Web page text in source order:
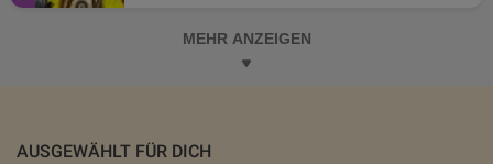
MEHR ANZEIGEN
AUSGEWÄHLT FÜR DICH